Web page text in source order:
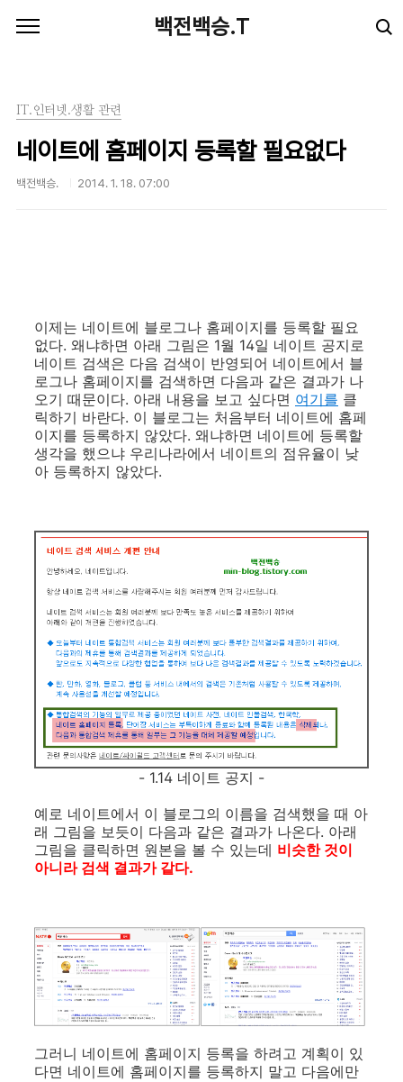
백전백승.T
IT.인터넷.생활 관련
네이트에 홈페이지 등록할 필요없다
백전백승. 2014. 1. 18. 07:00
이제는 네이트에 블로그나 홈페이지를 등록할 필요
없다. 왜냐하면 아래 그림은 1월 14일 네이트 공지로
네이트 검색은 다음 검색이 반영되어 네이트에서 블
로그나 홈페이지를 검색하면 다음과 같은 결과가 나
오기 때문이다. 아래 내용을 보고 싶다면 여기를 클
릭하기 바란다. 이 블로그는 처음부터 네이트에 홈페
이지를 등록하지 않았다. 왜냐하면 네이트에 등록할
생각을 했으냐 우리나라에서 네이트의 점유율이 낮
아 등록하지 않았다.
- 1.14 네이트 공지 -
예로 네이트에서 이 블로그의 이름을 검색했을 때 아
래 그림을 보듯이 다음과 같은 결과가 나온다. 아래
그림을 클릭하면 원본을 볼 수 있는데 비슷한 것이
아니라 검색 결과가 같다.
그러니 네이트에 홈페이지 등록을 하려고 계획이 있
다면 네이트에 홈페이지를 등록하지 말고 다음에만